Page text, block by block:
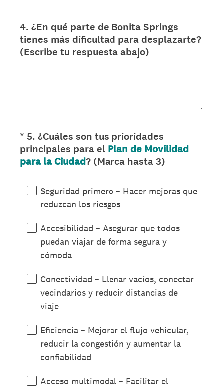
Question
Title
4. ¿En qué parte de Bonita Springs
tienes más dificultad para desplazarte?
(Escribe tu respuesta abajo)
Question
Title
* 5. ¿Cuáles son tus prioridades
principales para el Plan de Movilidad
para la Ciudad? (Marca hasta 3)
l
g
a
t
i
o
Seguridad primero – Hacer mejoras que
reduzcan los riesgos
Accesibilidad – Asegurar que todos
puedan viajar de forma segura y
cómoda
Conectividad – Llenar vacíos, conectar
vecindarios y reducir distancias de
viaje
Eficiencia – Mejorar el flujo vehicular,
reducir la congestión y aumentar la
confiabilidad
Acceso multimodal – Facilitar el